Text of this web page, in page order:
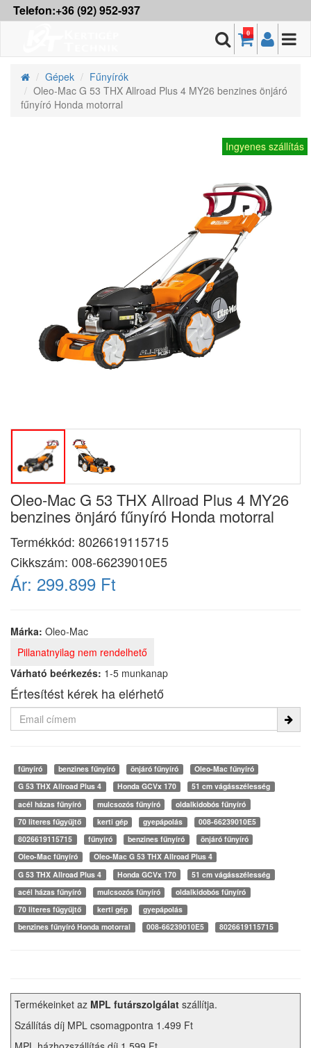
Telefon:+36 (92) 952-937
0
Gépek
Fűnyírók
Oleo-Mac G 53 THX Allroad Plus 4 MY26 benzines önjáró
fűnyíró Honda motorral
Ingyenes szállítás
Oleo-Mac G 53 THX Allroad Plus 4 MY26
benzines önjáró fűnyíró Honda motorral
Termékkód: 8026619115715
Cikkszám: 008-66239010E5
Ár: 299.899 Ft
Márka: Oleo-Mac
Pillanatnyilag nem rendelhető
Várható beérkezés: 1-5 munkanap
Értesítést kérek ha elérhető
fűnyíró benzines fűnyíró önjáró fűnyíró
Oleo-Mac fűnyíró
G 53 THX Allroad Plus 4
Honda GCVx 170
51 cm vágásszélesség
acél házas fűnyíró
mulcsozós fűnyíró
oldalkidobós fűnyíró
70 literes fűgyűjtő
kerti gép gyepápolás
008-66239010E5
8026619115715
fűnyíró benzines fűnyíró
önjáró fűnyíró
Oleo-Mac fűnyíró
Oleo-Mac G 53 THX Allroad Plus 4
G 53 THX Allroad Plus 4
Honda GCVx 170
51 cm vágásszélesség
acél házas fűnyíró
mulcsozós fűnyíró
oldalkidobós fűnyíró
70 literes fűgyűjtő
kerti gép
gyepápolás
benzines fűnyíró Honda motorral
008-66239010E5 8026619115715
Termékeinket az MPL futárszolgálat szállítja.
Szállítás díj MPL csomagpontra 1.499 Ft